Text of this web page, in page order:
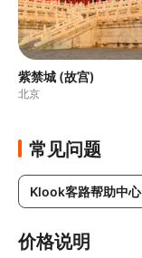
紫禁城 (故宫)
北京
常见问题
Klook客路帮助中心
价格说明